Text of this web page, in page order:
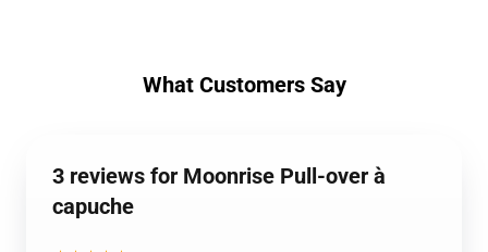
What Customers Say
3 reviews for Moonrise Pull-over à
capuche